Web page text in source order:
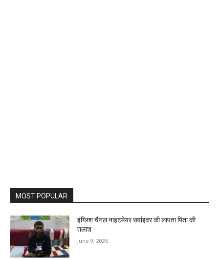
MOST POPULAR
इंग्लिश चैनल नाइटमेयर सर्वाइवर की लापता पिता की
तलाश
June 9, 2026